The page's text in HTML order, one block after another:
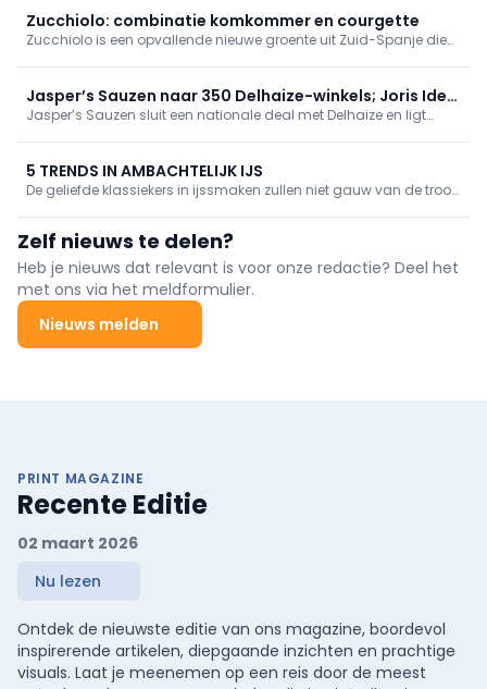
relatief kleine ingrepen een grote invloed kunnen hebben op het
aankoopgedrag.
Zucchiolo: combinatie komkommer en courgette
Zucchiolo is een opvallende nieuwe groente uit Zuid-Spanje die
Jasper’s Sauzen naar 350 Delhaize-winkels; Joris Ide
stapt in
Jasper’s Sauzen sluit een nationale deal met Delhaize en ligt
met plantaardige, smaakvolle sauzen met tot 80% minder
calorieën en 75% minder suiker.
5 TRENDS IN AMBACHTELIJK IJS
De geliefde klassiekers in ijssmaken zullen niet gauw van de troon
u u onderscheiden van de concurrentie.
Zelf nieuws te delen?
Heb je nieuws dat relevant is voor onze redactie? Deel het
met ons via het meldformulier.
Nieuws melden
PRINT MAGAZINE
Recente Editie
02 maart 2026
Nu lezen
Ontdek de nieuwste editie van ons magazine, boordevol
inspirerende artikelen, diepgaande inzichten en prachtige
visuals. Laat je meenemen op een reis door de meest